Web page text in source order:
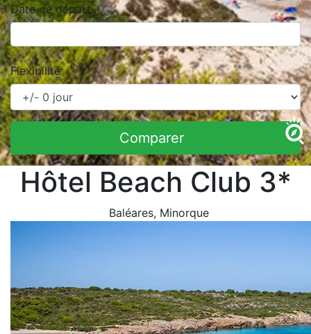
Date de départ
Flexibilité
Comparer
Hôtel Beach Club 3*
Baléares, Minorque